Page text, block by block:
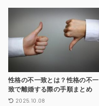
性格の不一致とは？性格の不一
致で離婚する際の手順まとめ
2025.10.08